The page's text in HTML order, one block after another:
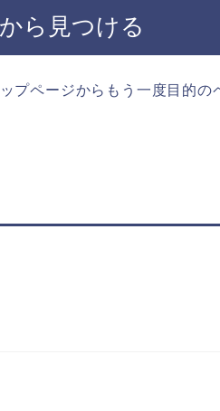
ら見つける
プページからもう一度目的